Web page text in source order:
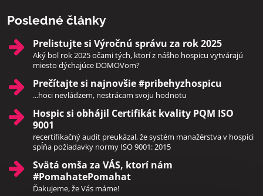
Posledné články
Prelistujte si Výročnú správu za rok 2025
Aký bol rok 2025 očami tých, ktorí z nášho hospicu vytvárajú
miesto dýchajúce DOMOVom?
Prečítajte si najnovšie #pribehyzhospicu
...hoci nevládzem, nestrácam svoju hodnotu
Hospic si obhájil Certifikát kvality PQM ISO
9001
recertifikačný audit preukázal, že systém manažérstva v hospici
spĺňa požiadavky normy ISO 9001: 2015
Svätá omša za VÁS, ktorí nám
#PomahatePomahat
Ďakujeme, že Vás máme!